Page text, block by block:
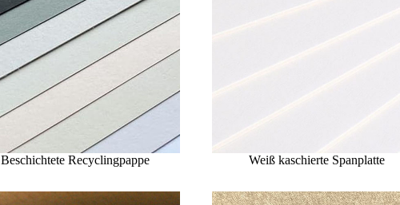
Beschichtete Recyclingpappe Weiß kaschierte Spanplatte